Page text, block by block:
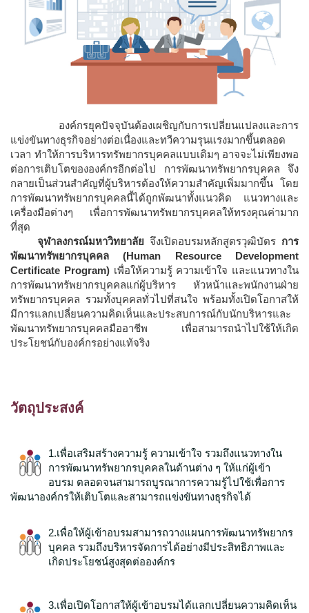
องค์กรยุคปัจจุบันต้องเผชิญกับการเปลี่ยนแปลงและการ
แข่งขันทางธุรกิจอย่างต่อเนื่องและทวีความรุนแรงมากขึ้นตลอด
เวลา ทำให้การบริหารทรัพยากรบุคคลแบบเดิมๆ อาจจะไม่เพียงพอ
ต่อการเติบโตขององค์กรอีกต่อไป การพัฒนาทรัพยากรบุคคล จึง
กลายเป็นส่วนสำคัญที่ผู้บริหารต้องให้ความสำคัญเพิ่มมากขึ้น โดย
การพัฒนาทรัพยากรบุคคลนี้ได้ถูกพัฒนาทั้งแนวคิด แนวทางและ
เครื่องมือต่างๆ เพื่อการพัฒนาทรัพยากรบุคคลให้ทรงคุณค่ามาก
ที่สุด
จุฬาลงกรณ์มหาวิทยาลัย จึงเปิดอบรมหลักสูตรวุฒิบัตร การ
พัฒนาทรัพยากรบุคคล (Human Resource Development
Certificate Program)เพื่อให้ความรู้ ความเข้าใจ และแนวทางใน
การพัฒนาทรัพยากรบุคคลแก่ผู้บริหาร หัวหน้าและพนักงานฝ่าย
ทรัพยากรบุคคล รวมทั้งบุคคลทั่วไปที่สนใจ พร้อมทั้งเปิดโอกาสให้
มีการแลกเปลี่ยนความคิดเห็นและประสบการณ์กับนักบริหารและ
พัฒนาทรัพยากรบุคคลมืออาชีพ เพื่อสามารถนำไปใช้ให้เกิด
ประโยชน์กับองค์กรอย่างแท้จริง
วัตถุประสงค์
1.เพื่อเสริมสร้างความรู้ ความเข้าใจ รวมถึงแนวทางใน
การพัฒนาทรัพยากรบุคคลในด้านต่าง ๆ ให้แก่ผู้เข้า
อบรม ตลอดจนสามารถบูรณาการความรู้ไปใช้เพื่อการ
พัฒนาองค์กรให้เติบโตและสามารถแข่งขันทางธุรกิจได้
2.เพื่อให้ผู้เข้าอบรมสามารถวางแผนการพัฒนาทรัพยากร
บุคคล รวมถึงบริหารจัดการได้อย่างมีประสิทธิภาพและ
เกิดประโยชน์สูงสุดต่อองค์กร
3.เพื่อเปิดโอกาสให้ผู้เข้าอบรมได้แลกเปลี่ยนความคิดเห็น